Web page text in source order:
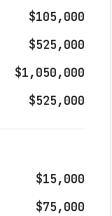
$105,000
$525,000
$1,050,000
$525,000
$15,000
$75,000